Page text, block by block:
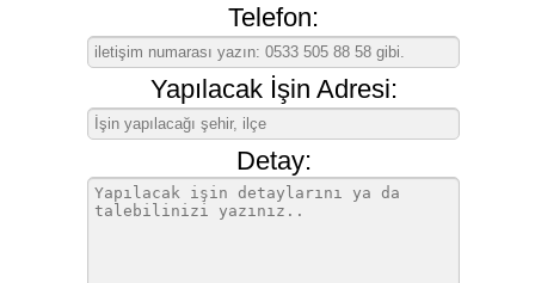
Telefon:
Yapılacak İşin Adresi:
Detay: